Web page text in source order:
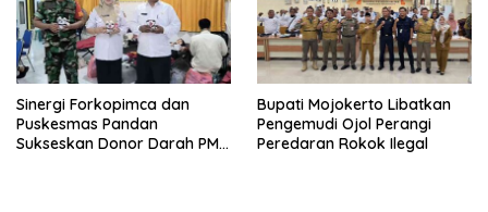
Sinergi Forkopimca dan
Puskesmas Pandan
Sukseskan Donor Darah PMI
Bupati Mojokerto Libatkan
Pengemudi Ojol Perangi
Peredaran Rokok Ilegal